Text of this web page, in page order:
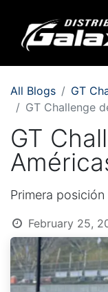
All Blogs
GT
GT Challenge
GT
Primera posición
February 25,